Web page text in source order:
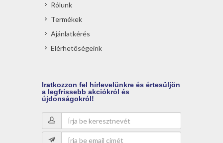
Rólunk
Termékek
Ajánlatkérés
Elérhetőségeink
Iratkozzon fel hírlevelünkre és értesüljön
a legfrissebb akciókról és
újdonságokról!